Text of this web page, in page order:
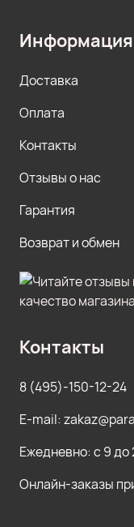
Информация
Доставка
Оплата
Контакты
Отзывы о нас
Гарантия
Возврат и обмен
Контакты
8 (495)-150-12-24
E-mail:
Ежедневно: с 9 до
Онлайн-заказы